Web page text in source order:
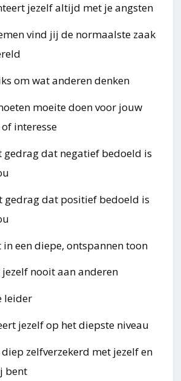
jezelf altijd met je angsten
vind jij de normaalste zaak
om wat anderen denken
moeite doen voor jouw
interesse
gedrag dat negatief bedoeld is
gedrag dat positief bedoeld is
in een diepe, ontspannen toon
jezelf nooit aan anderen
leider
jezelf op het diepste niveau
diep zelfverzekerd met jezelf en
bent